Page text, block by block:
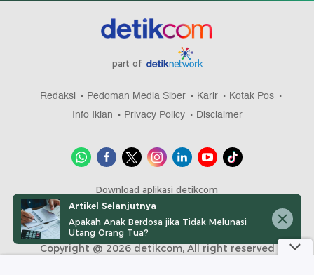
part of
Redaksi Pedoman Media Siber Karir
Kotak Pos
Info Iklan
Privacy Policy Disclaimer
Download aplikasi detikcom
Copyright @ 2026 detikcom, All right reserved
Artikel Selanjutnya
Apakah Anak Berdosa jika Tidak Melunasi
Utang Orang Tua?